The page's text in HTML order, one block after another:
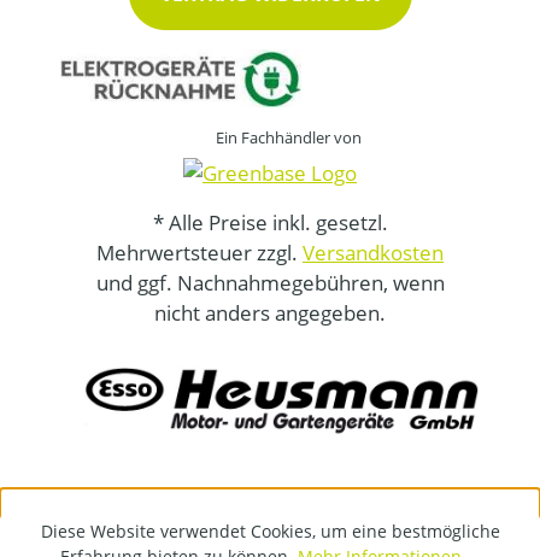
Ein Fachhändler von
* Alle Preise inkl. gesetzl.
Mehrwertsteuer zzgl. Versandkosten
und ggf. Nachnahmegebühren, wenn
nicht anders angegeben.
Diese Website verwendet Cookies, um eine bestmögliche